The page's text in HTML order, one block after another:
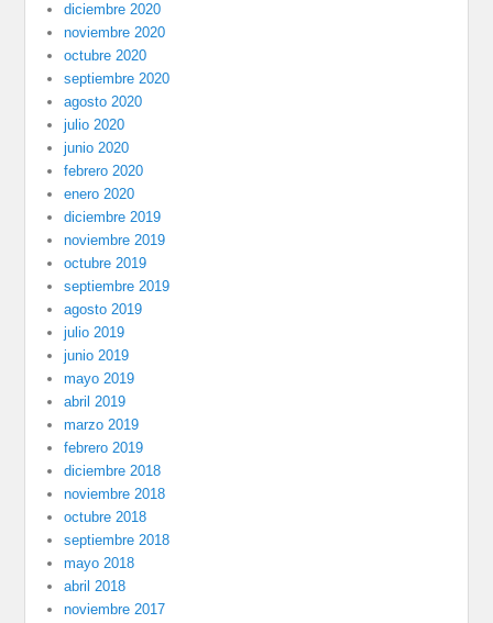
diciembre 2020
noviembre 2020
octubre 2020
septiembre 2020
agosto 2020
julio 2020
junio 2020
febrero 2020
enero 2020
diciembre 2019
noviembre 2019
octubre 2019
septiembre 2019
agosto 2019
julio 2019
junio 2019
mayo 2019
abril 2019
marzo 2019
febrero 2019
diciembre 2018
noviembre 2018
octubre 2018
septiembre 2018
mayo 2018
abril 2018
noviembre 2017